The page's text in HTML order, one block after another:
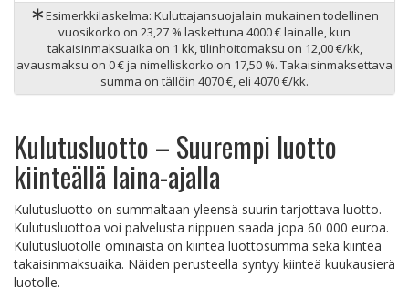
∗Esimerkkilaskelma: Kuluttajansuojalain mukainen todellinen
vuosikorko on 23,27 % laskettuna 4000 € lainalle, kun
takaisinmaksuaika on 1 kk, tilinhoitomaksu on 12,00 €/kk,
avausmaksu on 0 € ja nimelliskorko on 17,50 %. Takaisinmaksettava
summa on tällöin 4070 €, eli 4070 €/kk.
Kulutusluotto – Suurempi luotto
kiinteällä laina-ajalla
Kulutusluotto on summaltaan yleensä suurin tarjottava luotto.
Kulutusluottoa voi palvelusta riippuen saada jopa 60 000 euroa.
Kulutusluotolle ominaista on kiinteä luottosumma sekä kiinteä
takaisinmaksuaika. Näiden perusteella syntyy kiinteä kuukausierä
luotolle.